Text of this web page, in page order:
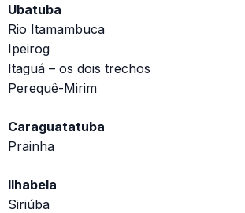
Ubatuba
Rio Itamambuca
Ipeirog
Itaguá – os dois trechos
Perequê-Mirim
Caraguatatuba
Prainha
Ilhabela
Siriúba